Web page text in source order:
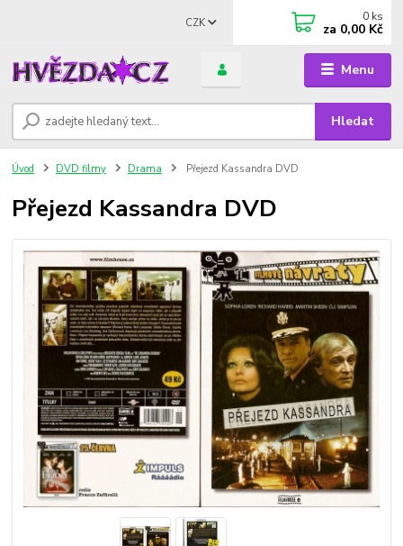
Menu
CZK
Hledat
0 ks
za 0,00 Kč
Úvod DVD filmy Drama Přejezd Kassandra DVD
Přejezd Kassandra DVD